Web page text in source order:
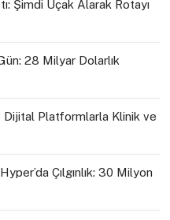
Şimdi Uçak Alarak Rotayı
28 Milyar Dolarlık
Dijital Platformlarla Klinik ve
Çılgınlık: 30 Milyon